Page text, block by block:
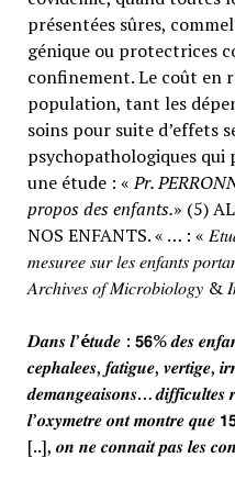
présentées sûres,
génique ou protectrices
confinement. Le coût en
population, tant les
soins pour suite d’effets
psychopathologiques qui
une étude : «Pr.
propos des enfants.» (5)
NOS ENFANTS. « … : «
𝑚𝑒𝑠𝑢𝑟𝑒𝑒 𝑠𝑢𝑟 𝑙𝑒𝑠 𝑒𝑛𝑓𝑎𝑛𝑡𝑠
𝐴𝑟𝑐ℎ𝑖𝑣𝑒𝑠 𝑜𝑓 𝑀𝑖𝑐𝑟𝑜𝑏𝑖𝑜𝑙𝑜𝑔𝑦
𝑫𝒂𝒏𝒔 𝒍’é𝒕𝒖𝒅𝒆 : 𝟱𝟲% 𝒅𝒆𝒔
𝒄𝒆𝒑𝒉𝒂𝒍𝒆𝒆𝒔, 𝒇𝒂𝒕𝒊𝒈𝒖𝒆, 𝒗𝒆𝒓𝒕𝒊𝒈𝒆,
𝒅𝒆𝒎𝒂𝒏𝒈𝒆𝒂𝒊𝒔𝒐𝒏𝒔… 𝒅𝒊𝒇𝒇𝒊𝒄𝒖𝒍𝒕𝒆𝒔
𝒍’𝒐𝒙𝒚𝒎𝒆𝒕𝒓𝒆 𝒐𝒏𝒕 𝒎𝒐𝒏𝒕𝒓𝒆 𝒒𝒖𝒆
[..], 𝒐𝒏 𝒏𝒆 𝒄𝒐𝒏𝒏𝒂𝒊𝒕 𝒑𝒂𝒔 𝒍𝒆𝒔